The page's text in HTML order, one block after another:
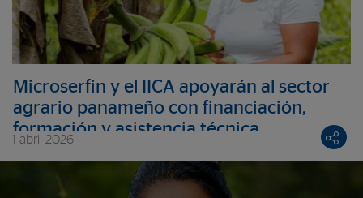
Microserfin y el IICA apoyarán al sector
agrario panameño con financiación,
formación y asistencia técnica
1 abril 2026